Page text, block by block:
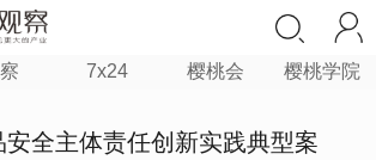
7x24 樱桃会 樱桃学院
安全主体责任创新实践典型案